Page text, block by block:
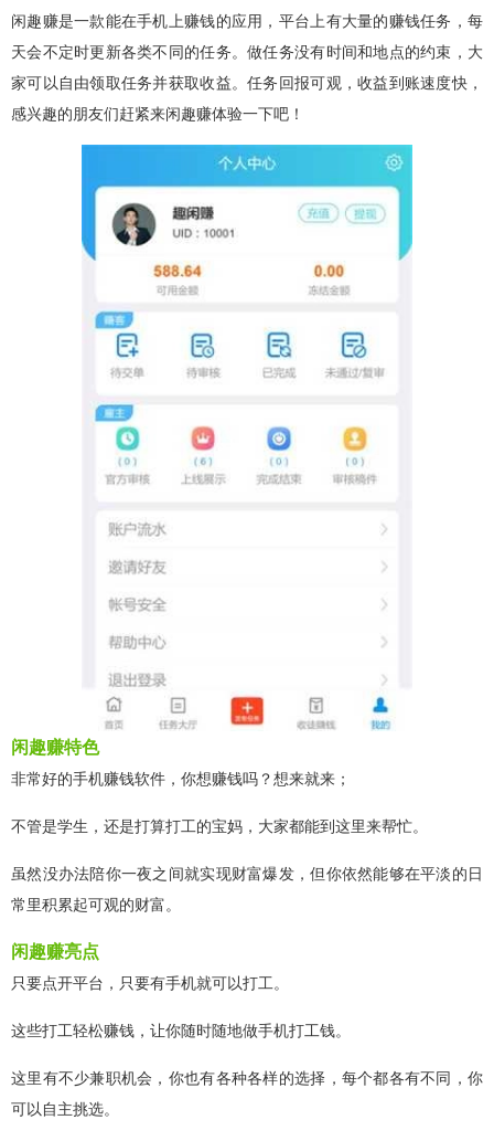
闲趣赚是一款能在手机上赚钱的应用，平台上有大量的赚钱任务，每
天会不定时更新各类不同的任务。做任务没有时间和地点的约束，大
家可以自由领取任务并获取收益。任务回报可观，收益到账速度快，
感兴趣的朋友们赶紧来闲趣赚体验一下吧！
闲趣赚特色
非常好的手机赚钱软件，你想赚钱吗？想来就来；
不管是学生，还是打算打工的宝妈，大家都能到这里来帮忙。
虽然没办法陪你一夜之间就实现财富爆发，但你依然能够在平淡的日
常里积累起可观的财富。
闲趣赚亮点
只要点开平台，只要有手机就可以打工。
这些打工轻松赚钱，让你随时随地做手机打工钱。
这里有不少兼职机会，你也有各种各样的选择，每个都各有不同，你
可以自主挑选。